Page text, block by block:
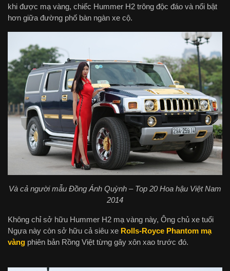
khi được mạ vàng, chiếc Hummer H2 trông độc đáo và nổi bật
hơn giữa đường phố bàn ngàn xe cộ.
Và cả người mẫu Đồng Ánh Quỳnh – Top 20 Hoa hậu Việt Nam
2014
Không chỉ sở hữu Hummer H2 mạ vàng này, Ông chủ xe tuổi
Ngựa này còn sở hữu cả siêu xe Rolls-Royce Phantom mạ
vàng phiên bản Rồng Việt từng gây xôn xao trước đó.